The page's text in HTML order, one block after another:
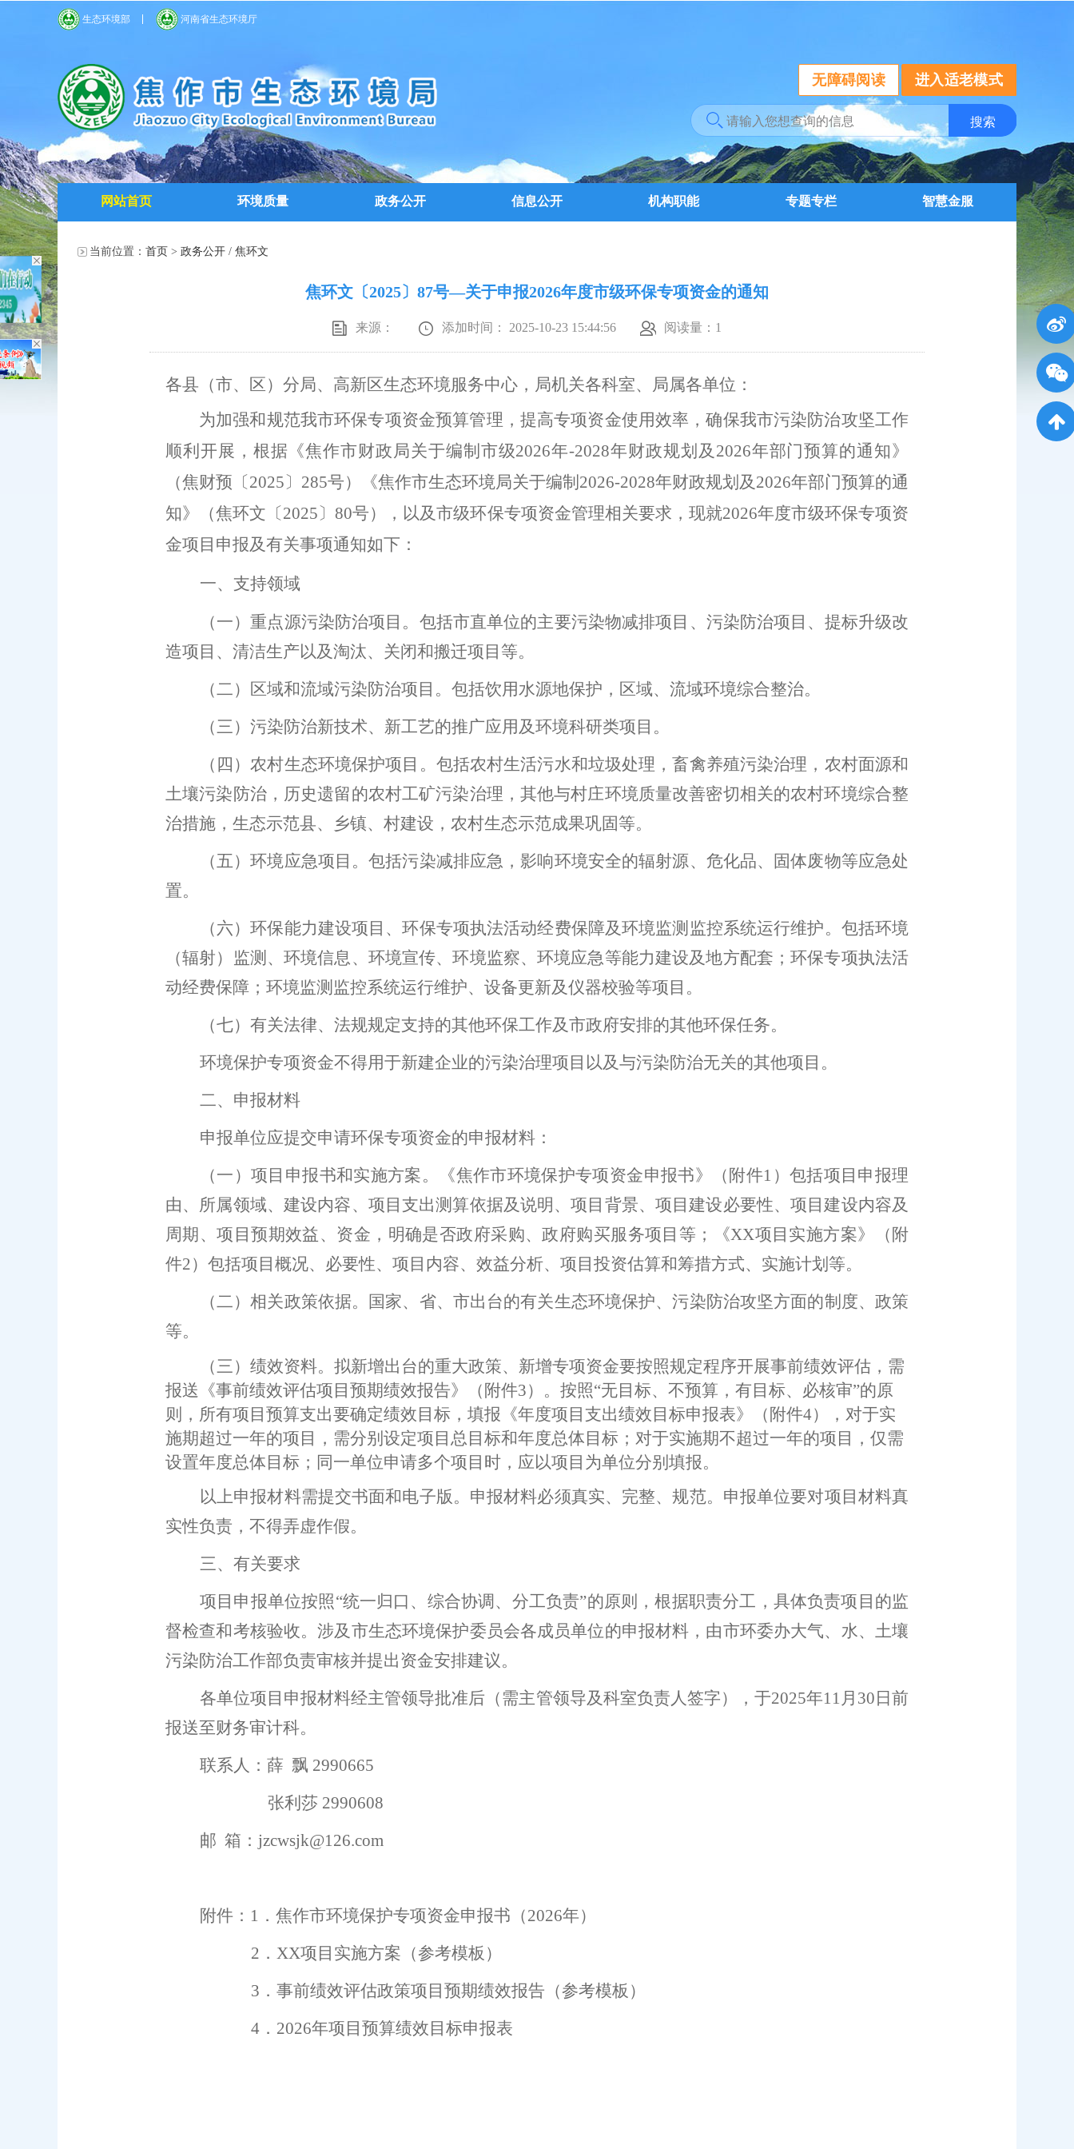
生态环境部 河南省生态环境厅
无障碍阅读 进入适老模式
网站首页 环境质量 政务公开 信息公开 机构职能 专题专栏 智慧金服
当前位置： 首页 > 政务公开 / 焦环文
焦环文〔2025〕87号—关于申报2026年度市级环保专项资金的通知
来源： 添加时间： 2025-10-23 15:44:56 阅读量： 1
各县（市、区）分局、高新区生态环境服务中心， 局机关各科室、局属各单位：
为加强和规范我市环保专项资金预算管理 ， 提高专项资金使用效率，确保我市污染防治攻坚工作
顺利开展， 根据 《焦作市财政局关于编制市级2026年-2028年财政规划及 2026年部门预算的通知》
（焦财预〔2025〕 285号）《焦作市生态环境局关于编制 2026-2028年财政规划及 2026年部门预算的通
知》
（焦环文〔2025〕80号） ，以及市级环保专项资金管理相关要求，现就2026年度市级环保专项资
金项目申报及有关事项通知如下：
一、 支持领域
（一）重点源污染防治项目。 包括市直单位的主要污染物减排项目、污染防治项目、提标升级改
造项目、清洁生产以及淘汰、关闭和搬迁项目等。
（二）区域和流域污染防治项目。 包括饮用水源地保护，区域、流域环境综合整治。
（三）污染防治新技术、新工艺的推广应用及环境科研类项目。
（ 四）农村生态环境保护项目。 包括农村生活污水和垃圾处理，畜禽养殖污染治理 ， 农村面源和
土壤污染防治，历史遗留的农村工矿污染治理，其他与村庄环境质量改善密切相关的农村环境综合整
治措施，生态示范县、乡镇、村建设，农村生态示范成果巩固等。
（五）环境应急项目。包括污染减排应急，影响环境安全的辐射源、危化品、固体废物等应急处
置。
（六）环保能力建设项目、环保专项执法活动经费保障及环境监测监控系统运行维护。 包括环境
（辐射）监测、环境信息、环境宣传、环境监察、环境应急等能力建设及地方配套；环保专项执法活
动经费保障；环境监测监控系统运行维护、设备更新及仪器校验等项目。
（七）有关法律、法规规定支持的其他环保工作及市政府安排的其他环保任务。
环境保护专项资金不得用于新建企业的污染治理项目以及与污染防治无关的其他项目。
二、申报材料
申报单位应提交申请环保专项资金的申报材料：
（一）项目申报书和实施方案。 《焦作市环境保护专项资金申报书》（附件1 ）包括项目申报理
由、所属领域、建设内容、项目支出测算依据及说明、项目背景、项目建设必要性、项目建设内容及
周期、项目预期效益 、资金，明确是否政府采购、政府购买服务项目等；《XX项目实施方案》（附
件2）包括项目概况、必要性、项目内容、效益分析、项目投资估算和筹措方式、实施计划等。
（二）相关政策依据。
国家、省、市出台的有关生态环境保护、污染防治攻坚方面的制度、政策
等。
（三） 绩效资料。 拟新增出台的重大政策、新增专项资金要按照规定程序开展事前绩效评估 ，需
报送《事前绩效评估项目预期绩效报告》 （附件3） 。 按照“无目标、不预算，有目标、必核审”的原
则， 所有项目 预算支出要确定绩效目标， 填报 《年度项目支出绩效目标申报表》（附件4） ， 对于实
施期超过一年的项目，需分别设定项目总目标和年度总体目标；对于实施期不超过一年的项目，仅需
设置年度总体目标； 同一单位申请多个项目时，应以项目为单位分别填报。
以上申报材料需提交书面和电子版。申报材料必须真实、完整、规范。申报单位要对项目材料真
实性负责，不得弄虚作假。
三、有关要求
项目申报单位按照“统一归口、综合协调、分工负责”的原则，根据职责分工，具体负责项目的监
督检查和考核验收。涉及市生态环境保护委员会各成员单位的申报材料，由市环委办大气、水、土壤
污染防治工作部负责审核并提出资金安排建议。
各单位项目申报材料经主管领导批准后（需主管领导及科室负责人签字）， 于2025年11 月 30 日前
报送至财务审计科。
联系人：薛 飘 2990665
张利莎 2990608
邮 箱： jzcwsjk@126.com
附件： 1 ．焦作市环境保护专项资金申报书 （2026年）
2 ． XX项目实施方案（参考模板）
3 ．事前绩效评估政策项目预期绩效报告 （参考模板）
4 ． 2026年项目预算绩效目标申报表